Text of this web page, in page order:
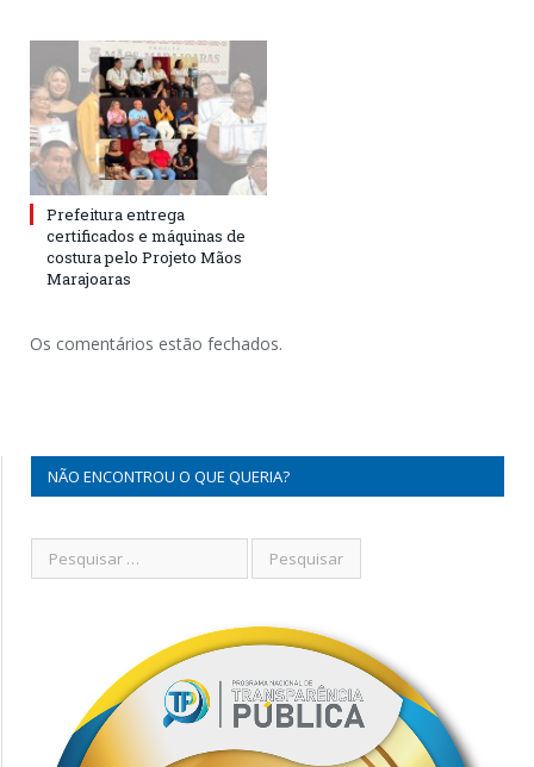
Prefeitura entrega
certificados e máquinas de
costura pelo Projeto Mãos
Marajoaras
Os comentários estão fechados.
NÃO ENCONTROU O QUE QUERIA?